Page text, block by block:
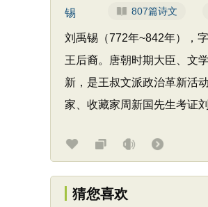
807篇诗文
刘禹锡（772年~842年），
王后裔。唐朝时期大臣、文
新，是王叔文派政治革新活
家、收藏家周新国先生考证
猜您喜欢